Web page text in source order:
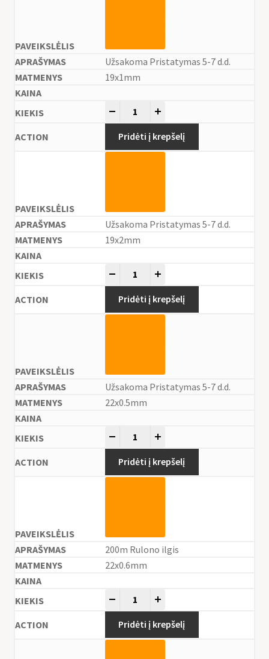
Užsakoma Pristatymas 5-7 d.d.
19x1mm
Pridėti į krepšelį
Užsakoma Pristatymas 5-7 d.d.
19x2mm
Pridėti į krepšelį
Užsakoma Pristatymas 5-7 d.d.
22x0.5mm
Pridėti į krepšelį
200m Rulono ilgis
22x0.6mm
Pridėti į krepšelį